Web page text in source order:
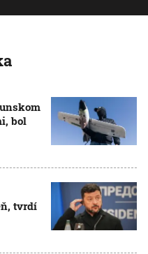
bol
tvrdí